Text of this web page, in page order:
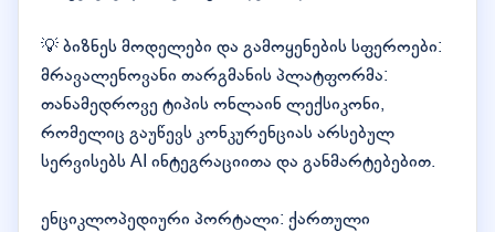
💡 ბიზნეს მოდელები და გამოყენების სფეროები:
მრავალენოვანი თარგმანის პლატფორმა:
თანამედროვე ტიპის ონლაინ ლექსიკონი,
რომელიც გაუწევს კონკურენციას არსებულ
სერვისებს AI ინტეგრაციითა და განმარტებებით.
ენციკლოპედიური პორტალი: ქართული